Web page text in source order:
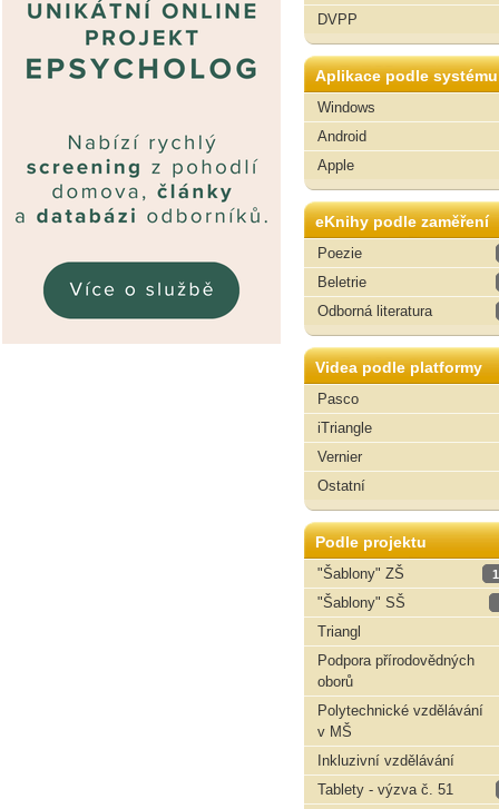
DVPP
Aplikace podle systému
Windows
Android
Apple
eKnihy podle zaměření
Poezie
Beletrie
Odborná literatura
Videa podle platformy
Pasco
iTriangle
Vernier
Ostatní
Podle projektu
"Šablony" ZŠ
"Šablony" SŠ
Triangl
Podpora přírodovědných
oborů
Polytechnické vzdělávání
v MŠ
Inkluzivní vzdělávání
Tablety - výzva č. 51